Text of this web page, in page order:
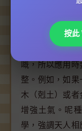
但要留意，五
動態平衡。
五行
（例
嘅，所以應用
整。例如，如
木（剋土）或者
增強土氣。呢
學，強調天人
按此